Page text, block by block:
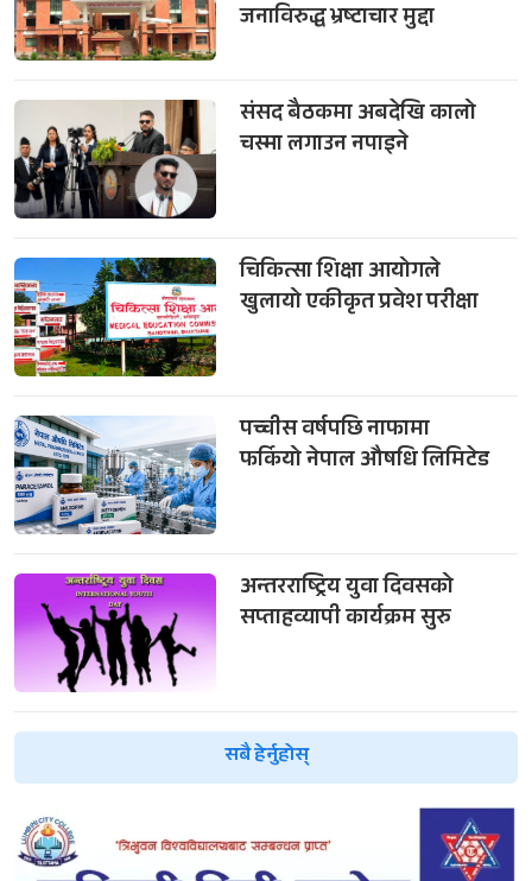
जनाविरुद्ध भ्रष्टाचार मुद्दा
संसद बैठकमा अबदेखि कालो
चस्मा लगाउन नपाइने
चिकित्सा शिक्षा आयोगले
खुलायो एकीकृत प्रवेश परीक्षा
पच्चीस वर्षपछि नाफामा
फर्कियो नेपाल औषधि लिमिटेड
अन्तरराष्ट्रिय युवा दिवसको
सप्ताहव्यापी कार्यक्रम सुरु
सबै हेर्नुहोस्